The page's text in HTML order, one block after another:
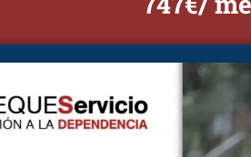
crítica
de la